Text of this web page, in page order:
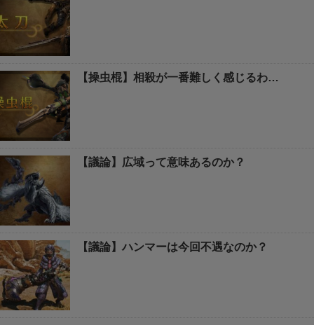
【操虫棍】相殺が一番難しく感じるわ…
【議論】広域って意味あるのか？
【議論】ハンマーは今回不遇なのか？